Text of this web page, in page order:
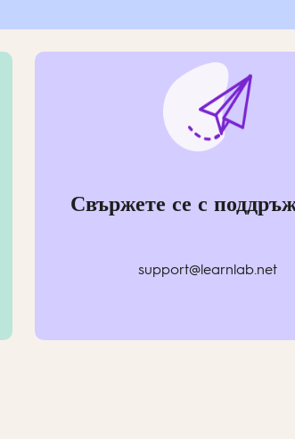
Свържете се с
support@learnlab.net